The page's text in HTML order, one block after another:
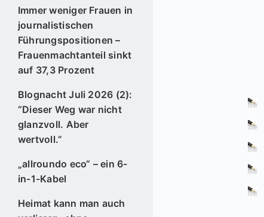
Immer weniger Frauen in
journalistischen
Führungspositionen –
Frauenmachtanteil sinkt
auf 37,3 Prozent
Blognacht Juli 2026 (2):
“Dieser Weg war nicht
glanzvoll. Aber
wertvoll.”
„allroundo eco“ – ein 6-
in-1-Kabel
Heimat kann man auch